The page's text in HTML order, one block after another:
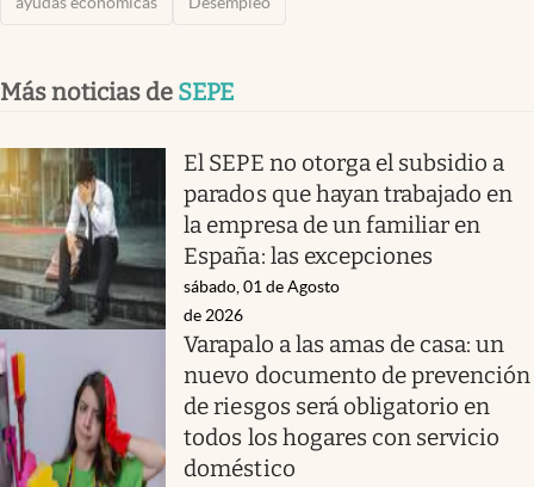
Más noticias de SEPE
El SEPE no otorga el subsidio a
parados que hayan trabajado en
la empresa de un familiar en
España: las excepciones
sábado, 01 de Agosto
de 2026
Varapalo a las amas de casa: un
nuevo documento de prevención
de riesgos será obligatorio en
todos los hogares con servicio
doméstico